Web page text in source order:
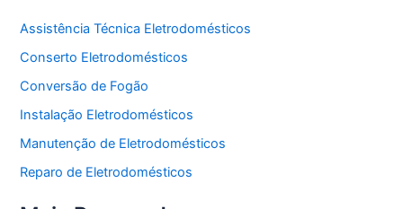
Assistência Técnica Eletrodomésticos
Conserto Eletrodomésticos
Conversão de Fogão
Instalação Eletrodomésticos
Manutenção de Eletrodomésticos
Reparo de Eletrodomésticos